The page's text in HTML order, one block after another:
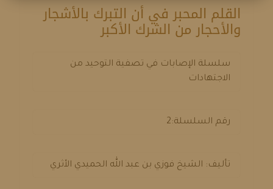
القلم المحبر في أن التبرك بالأشجار
والأحجار من الشرك الأكبر
سلسلة الإصابات في تصفية التوحيد من
الاجتهادات
رقم السلسلة:2
تأليف: الشيخ فوزي بن عبد الله الحميدي الأثري